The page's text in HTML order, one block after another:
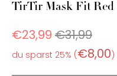
TirTir Mask Fit Red
€23,99 €31,99
du sparst 25% (€8,00)